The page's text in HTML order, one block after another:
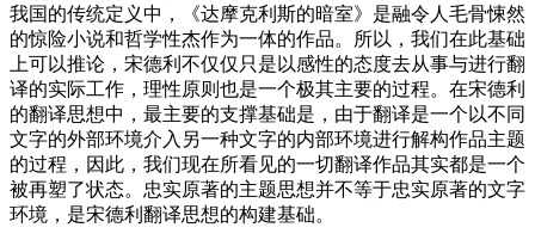
我国的传统定义中，《达摩克利斯的暗室》是融令人毛骨悚然
的惊险小说和哲学性杰作为一体的作品。所以，我们在此基础
上可以推论，宋德利不仅仅只是以感性的态度去从事与进行翻
译的实际工作，理性原则也是一个极其主要的过程。在宋德利
的翻译思想中，最主要的支撑基础是，由于翻译是一个以不同
文字的外部环境介入另一种文字的内部环境进行解构作品主题
的过程，因此，我们现在所看见的一切翻译作品其实都是一个
被再塑了状态。忠实原著的主题思想并不等于忠实原著的文字
环境，是宋德利翻译思想的构建基础。